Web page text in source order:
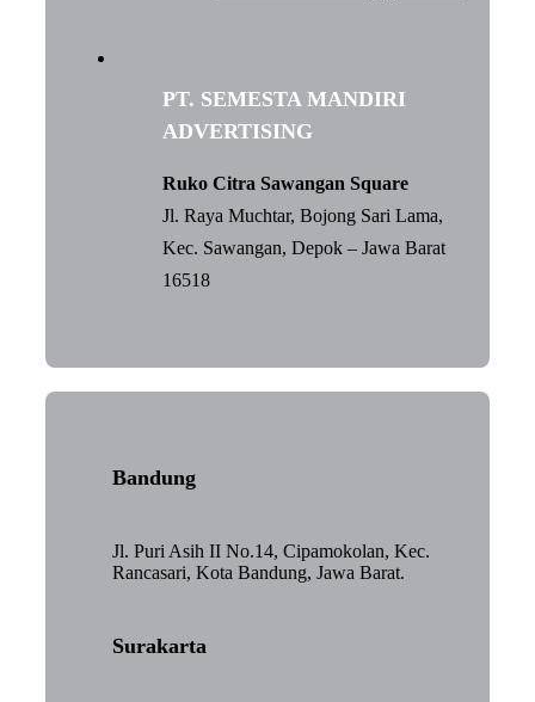
PT. SEMESTA MANDIRI
ADVERTISING
Ruko Citra Sawangan Square
Jl. Raya Muchtar, Bojong Sari Lama,
Kec. Sawangan, Depok – Jawa Barat
16518
Bandung
Jl. Puri Asih II No.14, Cipamokolan, Kec.
Rancasari, Kota Bandung, Jawa Barat.
Surakarta